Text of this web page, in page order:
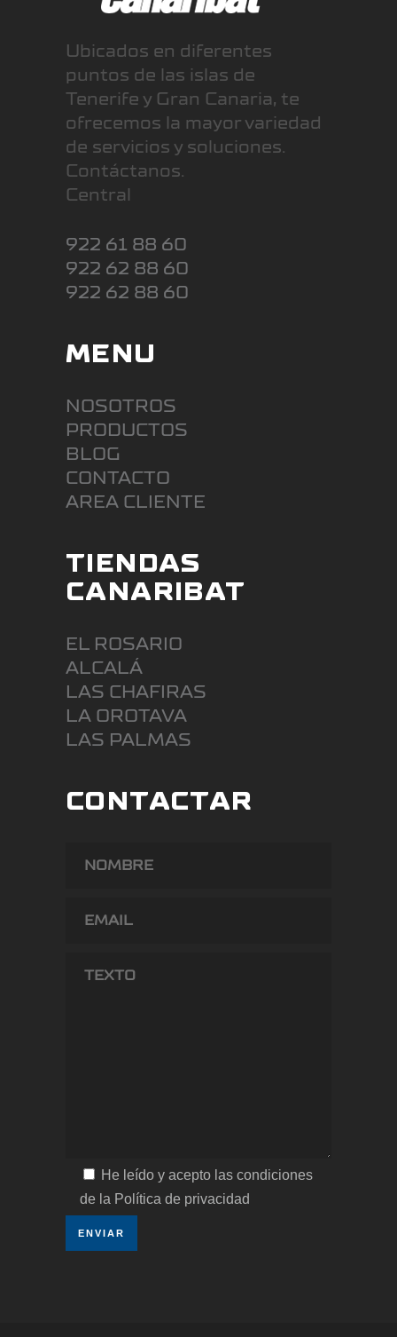
Ubicados en diferentes
puntos de las islas de
Tenerife y Gran Canaria, te
ofrecemos la mayor variedad
de servicios y soluciones.
Contáctanos.
Central
922 61 88 60
922 62 88 60
922 62 88 60
MENU
NOSOTROS
PRODUCTOS
BLOG
CONTACTO
AREA CLIENTE
TIENDAS
CANARIBAT
EL ROSARIO
ALCALÁ
LAS CHAFIRAS
LA OROTAVA
LAS PALMAS
CONTACTAR
He leído y acepto las condiciones
de la Política de privacidad